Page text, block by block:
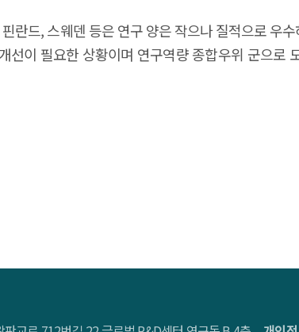
란드, 스웨덴 등은 연구 양은 작으나 질적으로 우
이 필요한 상황이며 연구역량 종합우위 군으로
R&D 재원, 인력양성 지원 확대 등을 통해 경쟁력